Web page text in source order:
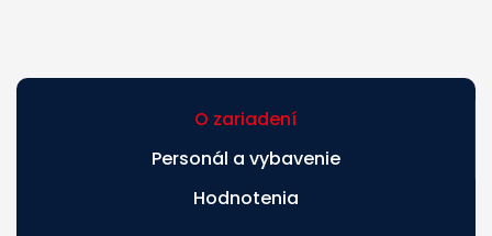
O zariadení
Personál a vybavenie
Hodnotenia